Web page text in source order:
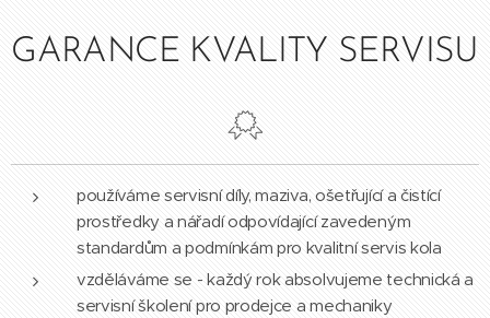
GARANCE KVALITY SERVISU
používáme servisní díly, maziva, ošetřující a čistící
prostředky a nářadí odpovídající zavedeným
standardům a podmínkám pro kvalitní servis kola
vzděláváme se - každý rok absolvujeme technická a
servisní školení pro prodejce a mechaniky